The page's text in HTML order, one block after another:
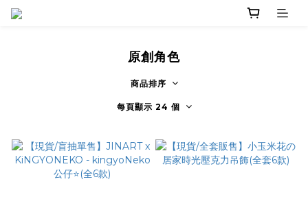
原創角色
商品排序
每頁顯示 24 個